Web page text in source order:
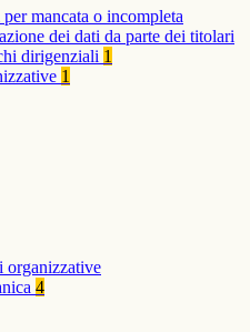
mancata o incompleta
dei dati da parte dei titolari
dirigenziali 1
1
organizzative
4